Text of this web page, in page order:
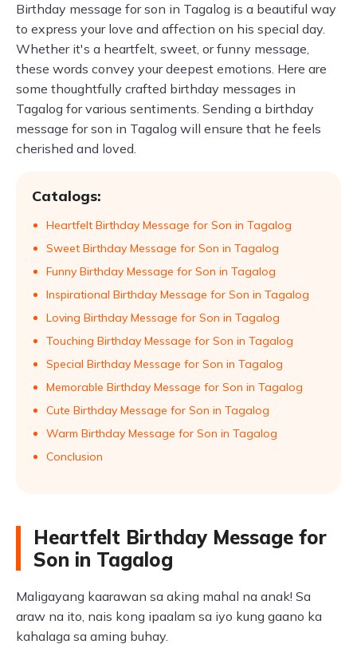
Birthday message for son in Tagalog is a beautiful way
to express your love and affection on his special day.
Whether it's a heartfelt, sweet, or funny message,
these words convey your deepest emotions. Here are
some thoughtfully crafted birthday messages in
Tagalog for various sentiments. Sending a birthday
message for son in Tagalog will ensure that he feels
cherished and loved.
Catalogs:
Heartfelt Birthday Message for Son in Tagalog
Sweet Birthday Message for Son in Tagalog
Funny Birthday Message for Son in Tagalog
Inspirational Birthday Message for Son in Tagalog
Loving Birthday Message for Son in Tagalog
Touching Birthday Message for Son in Tagalog
Special Birthday Message for Son in Tagalog
Memorable Birthday Message for Son in Tagalog
Cute Birthday Message for Son in Tagalog
Warm Birthday Message for Son in Tagalog
Conclusion
Heartfelt Birthday Message for
Son in Tagalog
Maligayang kaarawan sa aking mahal na anak! Sa
araw na ito, nais kong ipaalam sa iyo kung gaano ka
kahalaga sa aming buhay.